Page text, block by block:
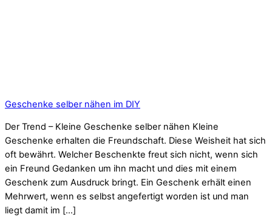
Geschenke selber nähen im DIY
Der Trend – Kleine Geschenke selber nähen Kleine
Geschenke erhalten die Freundschaft. Diese Weisheit hat sich
oft bewährt. Welcher Beschenkte freut sich nicht, wenn sich
ein Freund Gedanken um ihn macht und dies mit einem
Geschenk zum Ausdruck bringt. Ein Geschenk erhält einen
Mehrwert, wenn es selbst angefertigt worden ist und man
liegt damit im […]